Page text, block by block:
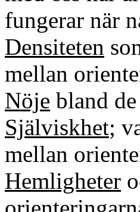
fungerar när
Densiteten
mellan
Nöje bland
Själviskhet;
mellan
Hemligheter